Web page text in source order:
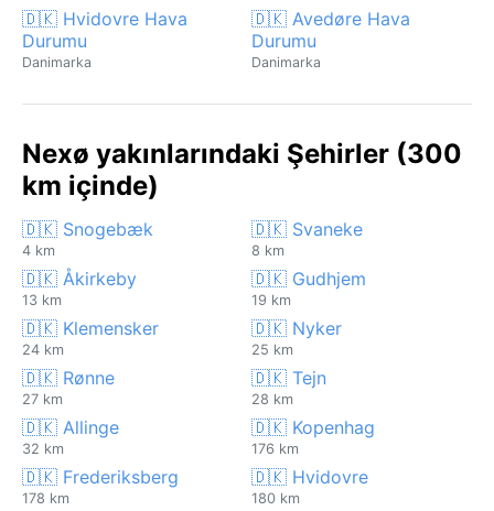
🇩🇰 Hvidovre Hava
Durumu
Danimarka
🇩🇰 Avedøre Hava
Durumu
Danimarka
Nexø yakınlarındaki Şehirler (300
km içinde)
🇩🇰 Snogebæk
4 km
🇩🇰 Svaneke
8 km
🇩🇰 Åkirkeby
13 km
🇩🇰 Gudhjem
19 km
🇩🇰 Klemensker
24 km
🇩🇰 Nyker
25 km
🇩🇰 Rønne
27 km
🇩🇰 Tejn
28 km
🇩🇰 Allinge
32 km
🇩🇰 Kopenhag
176 km
🇩🇰 Frederiksberg
178 km
🇩🇰 Hvidovre
180 km